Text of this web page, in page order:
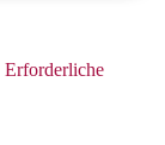
Erforderliche